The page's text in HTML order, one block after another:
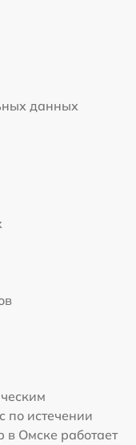
данных
по истечении
в Омске работает